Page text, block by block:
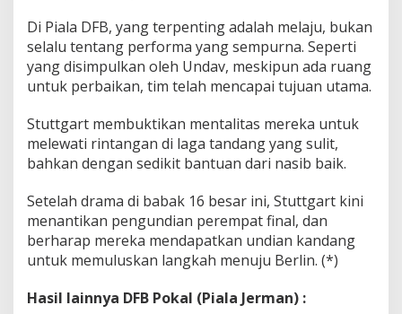
Di Piala DFB, yang terpenting adalah melaju, bukan
selalu tentang performa yang sempurna. Seperti
yang disimpulkan oleh Undav, meskipun ada ruang
untuk perbaikan, tim telah mencapai tujuan utama.
Stuttgart membuktikan mentalitas mereka untuk
melewati rintangan di laga tandang yang sulit,
bahkan dengan sedikit bantuan dari nasib baik.
Setelah drama di babak 16 besar ini, Stuttgart kini
menantikan pengundian perempat final, dan
berharap mereka mendapatkan undian kandang
untuk memuluskan langkah menuju Berlin. (*)
Hasil lainnya DFB Pokal (Piala Jerman) :